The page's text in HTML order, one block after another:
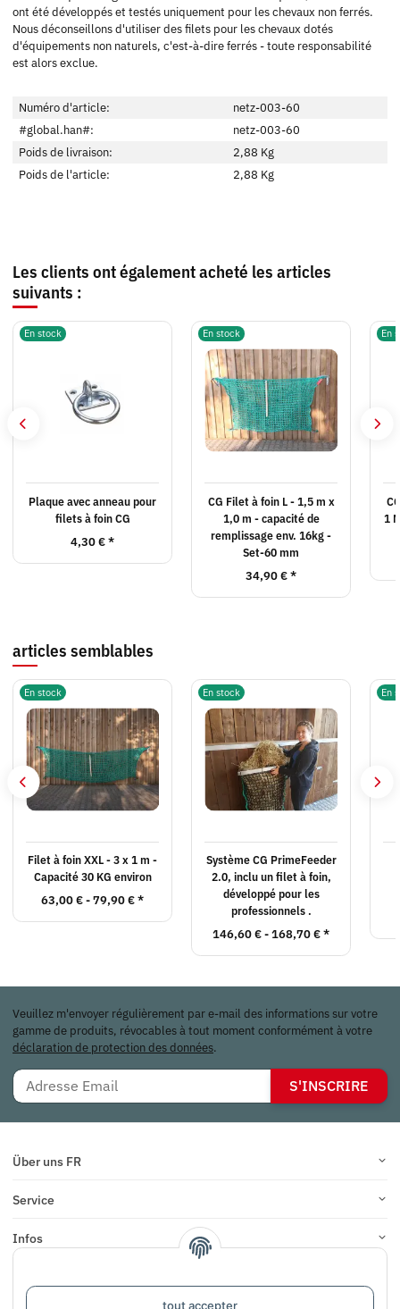
tout accepter
ont été développés et testés uniquement pour les chevaux non ferrés.
Nous déconseillons d'utiliser des filets pour les chevaux dotés
d'équipements non naturels, c'est-à-dire ferrés - toute responsabilité
est alors exclue.
Numéro d'article:
netz-003-60
#global.han#:
netz-003-60
Poids de livraison:
2,88 Kg
Poids de l'article:
2,88 Kg
Les clients ont également acheté les articles
suivants :
En stock
Plaque avec anneau pour
filets à foin CG
4,30 €*
En stock
CG Filet à foin L - 1,5 m x
1,0 m - capacité de
remplissage env. 16kg -
Set-60 mm
34,90 €*
En
1
articles semblables
En stock
Filet à foin XXL - 3 x 1 m -
Capacité 30 KG environ
63,00 € -79,90 €*
En stock
Système CG PrimeFeeder
2.0, inclu un filet à foin,
développé pour les
professionnels .
146,60 € -168,70 €*
En
Veuillez m'envoyer régulièrement par e-mail des informations sur votre
gamme de produits, révocables à tout moment conformément à votre
déclaration de protection des données.
S'INSCRIRE
Über uns FR
Service
Infos